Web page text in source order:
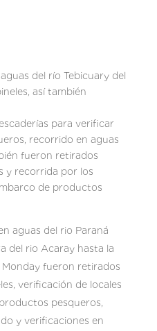
del río Tebicuary del
así también
para verificar
recorrido en aguas
fueron retirados
y recorrida por los
de productos
aguas del rio Paraná
del rio Acaray hasta la
fueron retirados
verificación de locales
pesqueros,
y verificaciones en